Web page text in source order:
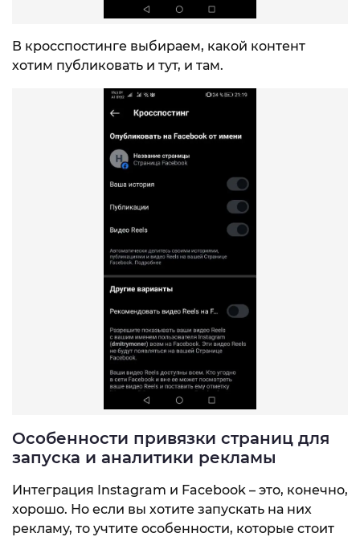
В кросспостинге выбираем, какой контент
хотим публиковать и тут, и там.
Особенности привязки страниц для
запуска и аналитики рекламы
Интеграция Instagram и Facebook – это, конечно,
хорошо. Но если вы хотите запускать на них
рекламу, то учтите особенности, которые стоит